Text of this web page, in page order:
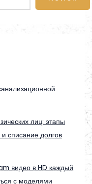
лиц: этапы
списание долгов
видео в HD каждый
с моделями